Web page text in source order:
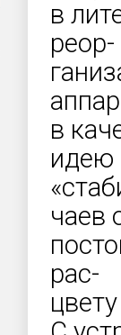
в
реор-
в
идею
чаев
рас-